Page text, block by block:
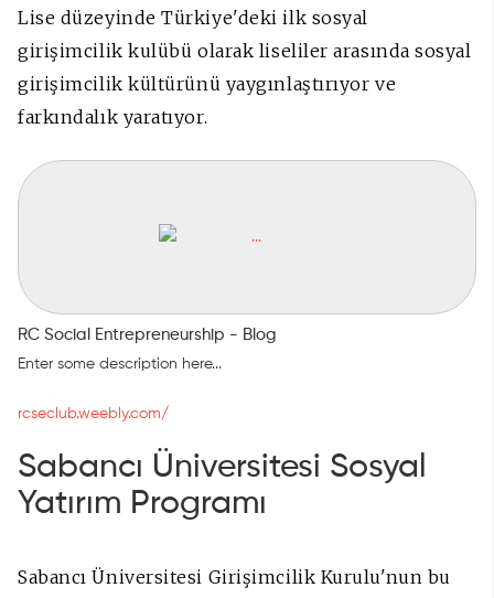
Lise düzeyinde Türkiye'deki ilk sosyal
girişimcilik kulübü olarak liseliler arasında sosyal
girişimcilik kültürünü yaygınlaştırıyor ve
farkındalık yaratıyor.
RC Social Entrepreneurship - Blog
Enter some description here...
rcseclub.weebly.com/
Sabancı Üniversitesi Sosyal
Yatırım Programı
Sabancı Üniversitesi Girişimcilik Kurulu'nun bu